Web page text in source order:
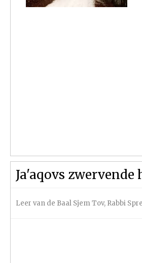
Ja'aqovs zwervende
Leer van de Baal Sjem Tov, Rabbi